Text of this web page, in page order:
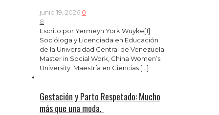
junio 19, 2026 0
8
Escrito por Yermeyn York Wuyke[1]
Socióloga y Licenciada en Educación
de la Universidad Central de Venezuela.
Master in Social Work, China Women’s
University. Maestría en Ciencias […]
Gestación y Parto Respetado: Mucho
más que una moda.